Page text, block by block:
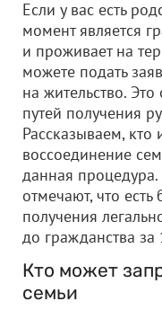
Если у вас есть
момент является
и проживает на
можете подать
на жительство.
путей получения
Рассказываем, кто
воссоединение
данная
отмечают, что
получения
до гражданства за
Кто может
семьи